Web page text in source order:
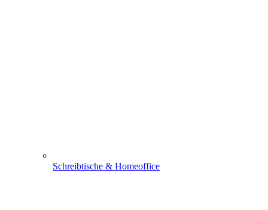
Schreibtische & Homeoffice